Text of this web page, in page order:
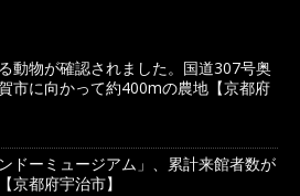
動物が確認されました。国道307号奥
市に向かって約400mの農地【京都府
ドーミュージアム」、累計来館者数が
京都府宇治市】